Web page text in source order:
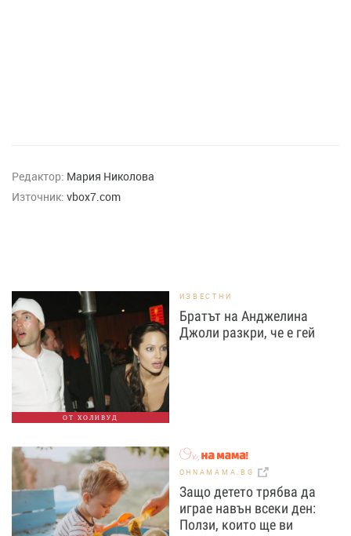
Редактор: Мария Николова
Източник: vbox7.com
ОТ ХОЛИВУД
ИЗВЕСТНИ
Братът на Анджелина
Джоли разкри, че е гей
OHNAMAMA.BG
Защо детето трябва да
играе навън всеки ден:
Ползи, които ще ви